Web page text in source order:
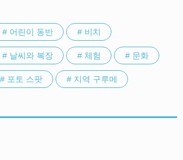
# 어린이 동반 # 비치
# 날씨와 복장 # 체험 # 문화
# 포토 스팟 # 지역 구루메